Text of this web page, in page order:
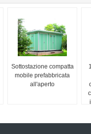
Sottostazione compatta
mobile prefabbricata
all'aperto